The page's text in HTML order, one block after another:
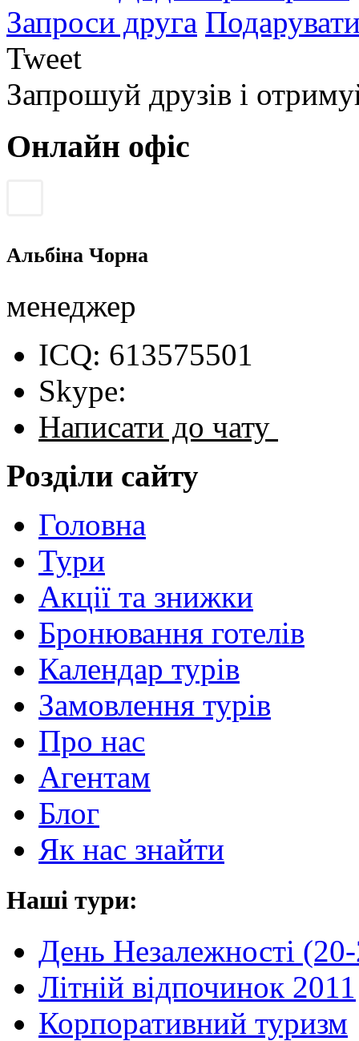
Запроси друга
Tweet
Запрошуй друзів і
Онлайн офіс
Альбіна Чорна
менеджер
ICQ: 613575501
Skype:
Написати до чату
Розділи сайту
Головна
Тури
Акції та знижки
Бронювання готелів
Календар турів
Замовлення турів
Про нас
Агентам
Блог
Як нас знайти
Наші тури:
День Незалежності
Літній відпочинок 2011
Корпоративний туризм